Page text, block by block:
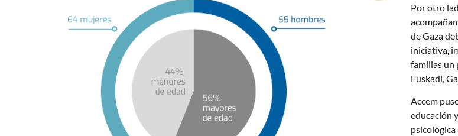
Por otro
de Gaza
iniciativa,
familias un
Euskadi,
Accem
educación
psicológica